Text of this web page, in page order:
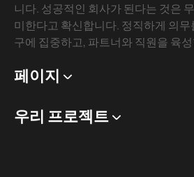
니다. 성공적인 회사가 된다는 것은
미한다고 확신합니다. 정직하게 의무
구에 집중하고, 파트너와 직원을 육
페이지
우리 프로젝트